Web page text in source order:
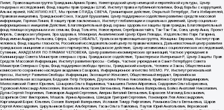
Лилит, Правозащитная группа Гражданин.Армия.Право, Нижегородский центр немецкой и европейской культуры, Центр
гендерных исследований, Фонд защиты прав граждан Штаб, Институт права и публичной политики, Фонд борьбы с коррупцией,
Альянс врачей, НАСИЛИЮ.НЕТ, Мы против СПИДа, СВЕЧА, Гуманитарное действие, Открытый Петербург, Лига Избирателей,
Правовая инициатива, Гражданский Союз, Хасдей Ерушалаим, Центр поддержки и содействия развитию средств массовой
информации, Горячая Линия, В защиту прав заключенных, Институт глобализации и социальных движений, Центр социально-
информационных инициатив Действие, Благотворительный фонд охраны здоровья и защиты прав граждан, Благотворительный
фонд помощи осужденным и их семьям, Фонд Тольятти, Новое время, Серебряная тайга, Так-Так-Так, Сова, центр Анна, Проект
Апрель, Самарская губерния, Эра здоровья, Мемориал, Аналитический Центр Юрия Левады, Издательство Парк Гагарина,
Фонд имени Андрея Рылькова, Сфера, Центр СИБАЛЬТ, Уральская правозащитная группа, Женщины Евразии, Институт прав
человека, Фонд защиты гласности, Российский исследовательский центр по правам человека, Дальневосточный центр развития
гражданских инициатив и социального партнерства, Гражданское действие, Центр независимых социологических исследований,
Сутяжник, АКАДЕМИЯ ПО ПРАВАМ ЧЕЛОВЕКА, Центр развития некоммерческих организаций, Частное учреждение в
Калининграде Совета Министров северных стран, Гражданское содействие, Трансперенси Интернешнл-Р, Центр Защиты Прав
Средств Массовой Информации, Институт развития прессы - Сибирь, Частное учреждение в Санкт-Петербурге Совета
Министров Северных Стран, Фонд поддержки свободы прессы, Гражданский контроль, Человек и Закон, Общественная
комиссия по сохранению наследия академика Сахарова, Информационное агентство МЕМО. РУ, Институт региональной
прессы, Институт Развития Свободы Информации, Экозащита!-Женсовет, Общественный вердикт, Евразийская
антимонопольная ассоциация, Бедушев Петр Петрович, Дзугкоева Регина Николаевна, Кривенко Сергей Владимирович,
Милославский Павел Юрьевич, Шнырова Ольга Вадимовна, Чанышева Лилия Айратовна, Сидорович Ольга Борисовна,
Туровский Александр Алексеевич, Васильева Анастасия Евгеньевна, Ривина Анна Валерьевна, Бойко Анатолий Николаевич,
Дугин Сергей Георгиевич, Пивоваров Андрей Сергеевич, Аверин Виталий Евгеньевич, Барахоев Магомед Бекханович,
Шарипков Олег Викторович, Мошель Ирина Ароновна, Шведов Григорий Сергеевич, Пономарев Лев Александрович,
Каргалицкий Борис Юльевич, Созаев Валерий Валерьевич, Исламов Тимур Рифгатович, Романова Ольга Евгеньевна, Щаров
Сергей Алексадрович, Цирульников Борис Альбертович, Гасан Ольга Павловна, Паутов Юрий Анатольевич, Верховский